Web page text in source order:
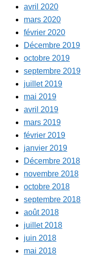
avril 2020
mars 2020
février 2020
Décembre 2019
octobre 2019
septembre 2019
juillet 2019
mai 2019
avril 2019
mars 2019
février 2019
janvier 2019
Décembre 2018
novembre 2018
octobre 2018
septembre 2018
août 2018
juillet 2018
juin 2018
mai 2018